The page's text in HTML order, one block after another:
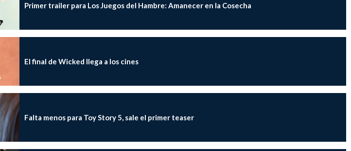
Primer trailer para Los Juegos del Hambre: Amanecer en la Cosecha
El final de Wicked llega a los cines
Falta menos para Toy Story 5, sale el primer teaser